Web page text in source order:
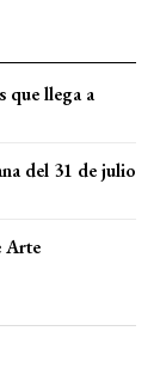
que llega a
del 31 de julio
Arte